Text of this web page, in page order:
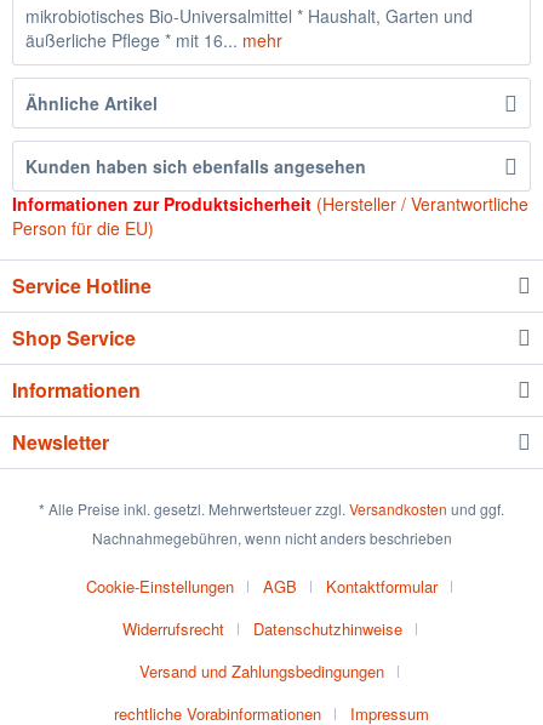
mikrobiotisches Bio-Universalmittel * Haushalt, Garten und
äußerliche Pflege * mit 16... mehr
Ähnliche Artikel
Kunden haben sich ebenfalls angesehen
Informationen zur Produktsicherheit (Hersteller / Verantwortliche
Person für die EU)
Service Hotline
Shop Service
Informationen
Newsletter
* Alle Preise inkl. gesetzl. Mehrwertsteuer zzgl. Versandkosten und ggf.
Nachnahmegebühren, wenn nicht anders beschrieben
Cookie-Einstellungen AGB
Kontaktformular
Widerrufsrecht
Datenschutzhinweise
Versand und Zahlungsbedingungen
rechtliche Vorabinformationen
Impressum